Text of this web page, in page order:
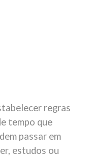
regras
tempo que
passar em
estudos ou